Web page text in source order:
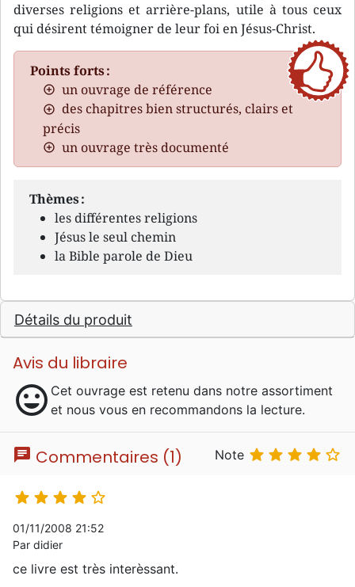
diverses religions et arrière-plans, utile à tous ceux
qui désirent témoigner de leur foi en Jésus-Christ.
Points forts :
un ouvrage de référence
des chapitres bien structurés, clairs et
précis
un ouvrage très documenté
Thèmes :
les différentes religions
Jésus le seul chemin
la Bible parole de Dieu
Détails du produit
Avis du libraire
mood Cet ouvrage est retenu dans notre assortiment
et nous vous en recommandons la lecture.
chat Commentaires (1) Note     
    
01/11/2008 21:52
Par didier
ce livre est très interèssant.